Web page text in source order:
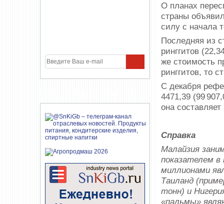
О планах
страны
силу с начала
Последняя из
ринггитов
же стоимость
ринггитов, то
С декабря
4471,39 (99
она
Справка
Малайзия
показателем в
миллионами
Таиланд
тонн) и
«пальмы»